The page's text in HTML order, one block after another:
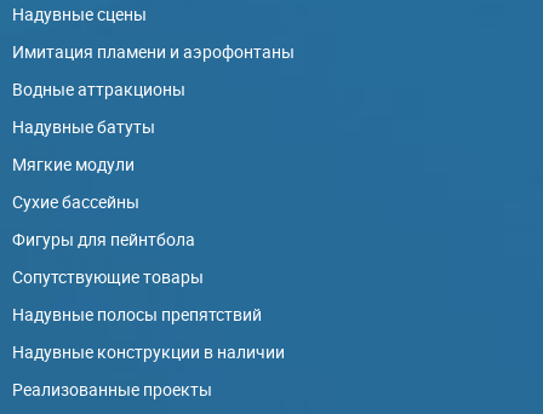
Надувные сцены
Имитация пламени и аэрофонтаны
Водные аттракционы
Надувные батуты
Мягкие модули
Сухие бассейны
Фигуры для пейнтбола
Сопутствующие товары
Надувные полосы препятствий
Надувные конструкции в наличии
Реализованные проекты